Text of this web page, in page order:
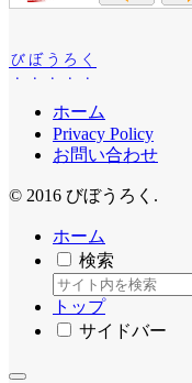
びぼうろく
ホーム
Privacy Policy
お問い合わせ
© 2016 びぼうろく.
ホーム
検索
トップ
サイドバー